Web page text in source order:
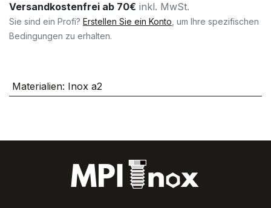
Versandkostenfrei ab 70€ inkl. MwSt.
Sie sind ein Profi? Erstellen Sie ein Konto , um Ihre spezifischen
Bedingungen zu erhalten.
Materialien: Inox a2